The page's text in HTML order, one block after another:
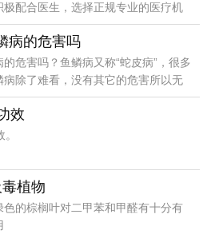
极配合医生，选择正规专业的医疗机
的治疗，早日治愈鱼鳞病。
病的危害吗
危害吗？鱼鳞病又称“蛇皮病”，很多
病除了难看，没有其它的危害所以无
我们一起来看看鱼鳞病到底有哪些危
和视觉:
效
植物
色的棕榈叶对二甲苯和甲醛有十分有